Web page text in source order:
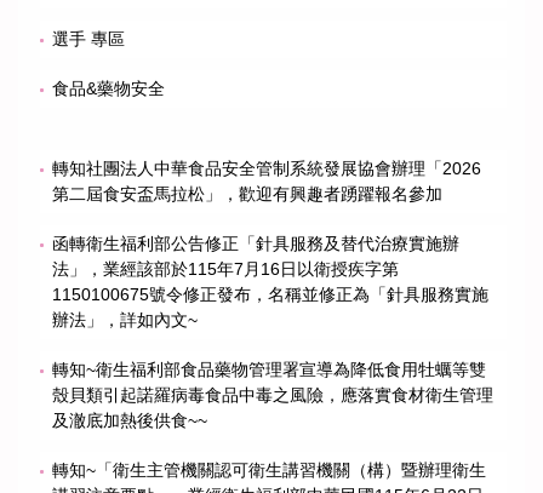
選手 專區
食品&藥物安全
轉知社團法人中華食品安全管制系統發展協會辦理「2026
第二屆食安盃馬拉松」，歡迎有興趣者踴躍報名參加
函轉衛生福利部公告修正「針具服務及替代治療實施辦
法」，業經該部於115年7月16日以衛授疾字第
1150100675號令修正發布，名稱並修正為「針具服務實施
辦法」，詳如內文~
轉知~衛生福利部食品藥物管理署宣導為降低食用牡蠣等雙
殼貝類引起諾羅病毒食品中毒之風險，應落實食材衛生管理
及澈底加熱後供食~~
轉知~「衛生主管機關認可衛生講習機關（構）暨辦理衛生